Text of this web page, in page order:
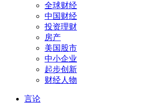
全球财经
中国财经
投资理财
房产
美国股市
中小企业
起步创新
财经人物
言论